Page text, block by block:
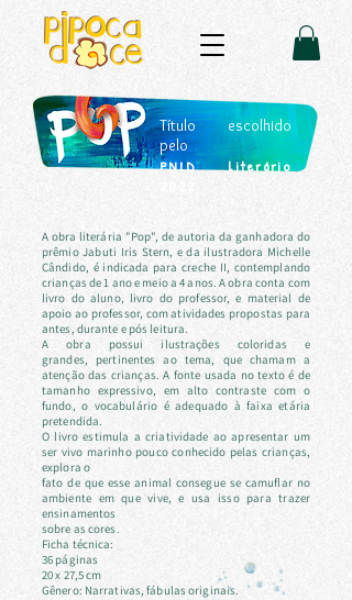
PNLD literário
A obra literária "Pop", de autoria da ganhadora do
prêmio Jabuti Iris Stern, e da ilustradora Michelle
Cândido, é indicada para creche II, contemplando
crianças de 1 ano e meio a 4 anos. A obra conta com
livro do aluno, livro do professor, e material de
apoio ao professor, com atividades propostas para
antes, durante e pós leitura.
A obra possui ilustrações coloridas e
grandes,pertinentes ao tema, que chamam a
atenção das crianças. A fonte usada no texto é de
tamanho expressivo, em alto contraste com o
fundo, o vocabulário é adequado à faixa etária
pretendida.
O livro estimula a criatividade ao apresentar um
ser vivo marinho pouco conhecido pelas crianças,
explora o
fato de que esse animal consegue se camuflar no
ambiente em que vive, e usa isso para trazer
ensinamentos
sobre as cores.
Ficha técnica:
36 páginas
20 x 27,5 cm
Gênero: Narrativas, fábulas originais.
Título escolhido
pelo